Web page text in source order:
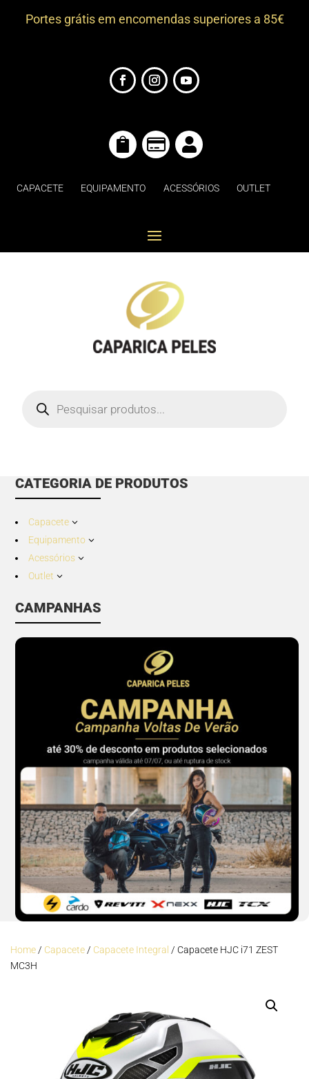
Portes grátis em encomendas superiores a 85€
  
CAPACETE EQUIPAMENTO ACESSÓRIOS OUTLET
search
CATEGORIA DE PRODUTOS
Capacete 3
Equipamento 3
Acessórios 3
Outlet 3
CAMPANHAS
Home/ Capacete/ Capacete Integral / Capacete HJC i71 ZEST
MC3H